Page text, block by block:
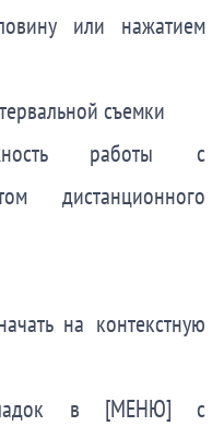
или нажатием
съемки
работы с
дистанционного
на контекстную
в [МЕНЮ] с